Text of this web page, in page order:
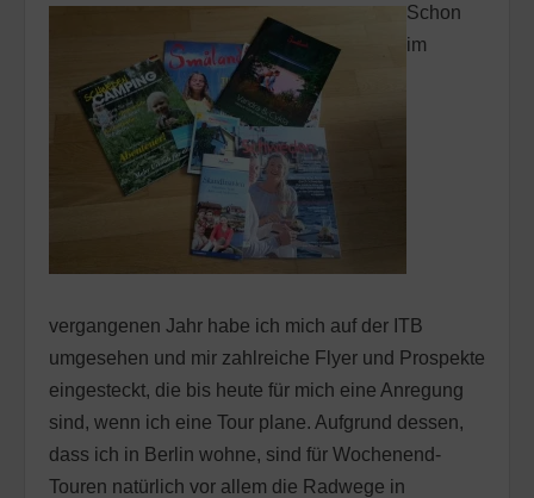
Schon
im
vergangenen Jahr habe ich mich auf der ITB
umgesehen und mir zahlreiche Flyer und Prospekte
eingesteckt, die bis heute für mich eine Anregung
sind, wenn ich eine Tour plane. Aufgrund dessen,
dass ich in Berlin wohne, sind für Wochenend-
Touren natürlich vor allem die Radwege in